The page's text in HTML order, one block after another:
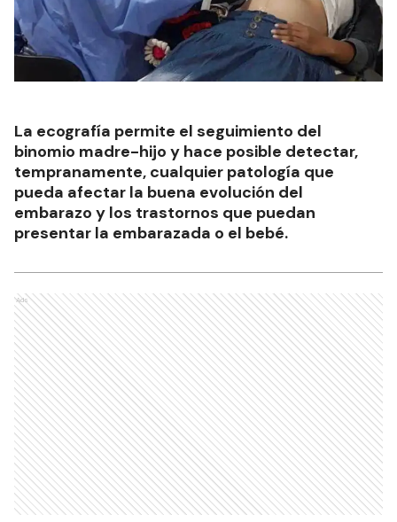
La ecografía permite el seguimiento del
binomio madre-hijo y hace posible detectar,
tempranamente, cualquier patología que
pueda afectar la buena evolución del
embarazo y los trastornos que puedan
presentar la embarazada o el bebé.
Ads